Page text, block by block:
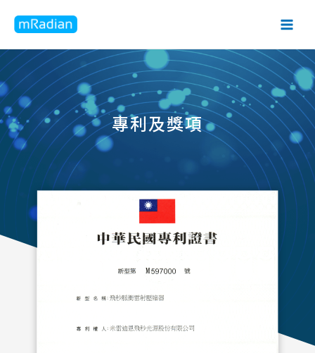
專利及獎項